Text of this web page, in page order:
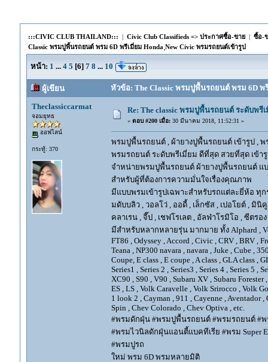
:::CIVIC CLUB THAILAND::: | Civic Club Classifieds => ประกาศซื้อ-ขาย| ซื้อ-
Classic พรมปูพื้นรถยนต์ พรม 6D พรีเมี่ยม Honda ฺNew Civic พรมรถยนต์เข้ารูป
หน้า: 1 ... 4 5 [6] 7 8 ... 10
ผู้เขียน หัวข้อ: The Classic พรมปูพื้นรถยนต์ พรม 6D พ
Theclassiccarmat
จอมยุทธ
ออฟไลน์
กระทู้: 370
Re: The classic พรมปูพื้นรถยนต์ ระดับพรี
« ตอบ #200 เมื่อ:30 มีนาคม 2018, 11:52:31 »
พรมปูพื้นรถยนต์ , ผ้ายางปูพื้นรถยนต์ เข้ารูป , พ
พรมรถยนต์ ระดับพรีเมี่ยม ดีที่สุด สวยที่สุด เข้ารู
จำหน่ายพรมปูพื้นรถยนต์ ผ้ายางปูพื้นรถยนต์ แบบ
สำหรับผู้ที่ต้องการความมั่นใจเรื่องคุณภาพ
มีแบบพรมเข้ารูปเฉพาะสำหรับรถแต่ละยี่ห้อ ทุก
มดับบลิว , วอลโว่ , ออดี้ , เล็กซัส , เปอโยต์ , มินิ
คลาเรน , จี๊ป , เชฟโรเลต , อัลฟ่าโรมิโอ , ซีตร
มีสำหรับหลากหลายรุ่น มากมาย ทั้ง Alphard ,
FT86 , Odyssey , Accord , Civic , CRV , BRV ,
Teana , NP300 navara , navara , Juke , Cube ,
Coupe, E class , E coupe , A class , GLA class ,
Series1 , Series 2 , Series3 , Series 4 , Series 5 ,
XC90 , S90 , V90 , Subaru XV , Subaru
ES , LS , Volk Caravelle , Volk Srirocco , Volk
1 look 2 , Cayman , 911 , Cayenne , Aventador
Spin , Chev Colorado , Chev Optiva , etc.
#พรมดักฝุ่น #พรมปูพื้นรถยนต์ #พรมรถยนต์ #พ
#พรมไวนิลดักฝุ่นแอนตี้แบคทีเรีย #พรม Super
#พรมปูรถ
ใหม่ พรม 6D พรมหลายมิติ